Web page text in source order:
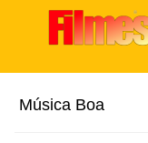
Música Boa